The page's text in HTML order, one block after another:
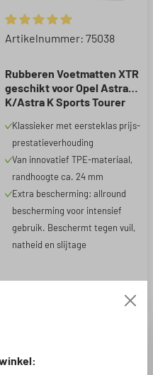
5 sterren
Gemiddelde waardering van
Artikelnummer: 75038
Rubberen Voetmatten XTR
geschikt voor Opel Astra
K/Astra K Sports Tourer
Klassieker met eersteklas prijs-
prestatieverhouding
Van innovatief TPE-materiaal,
randhoogte ca. 24 mm
Extra bescherming: allround
bescherming voor intensief
gebruik. Beschermt tegen vuil,
natheid en slijtage
van op maat gemaakte